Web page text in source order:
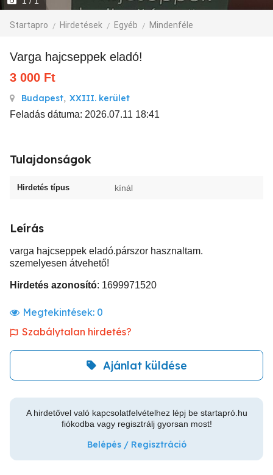
Startapro Hirdetések Egyéb Mindenféle
varga hajcseppek eladó!
3 000 Ft
Budapest, XXIII. kerület
Feladás dátuma: 2026.07.11 18:41
Tulajdonságok
Hirdetés típus kínál
Leírás
varga hajcseppek eladó.párszor hasznaltam.
szemelyesen átvehető!
Hirdetés azonosító: 1699971520
Megtekintések: 0
Szabálytalan hirdetés?
Ajánlat küldése
A hirdetővel való kapcsolatfelvételhez lépj be startapró.hu
fiókodba vagy regisztrálj gyorsan most!
Belépés / Regisztráció